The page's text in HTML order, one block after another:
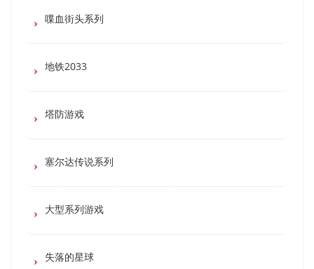
喋血街头系列
地铁2033
塔防游戏
塞尔达传说系列
大型系列游戏
失落的星球